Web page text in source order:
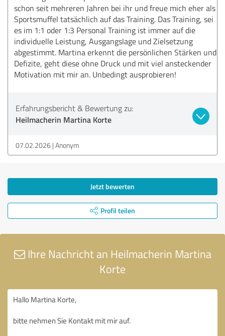
schon seit mehreren Jahren bei ihr und freue mich eher als
Sportsmuffel tatsächlich auf das Training. Das Training, sei
es im 1:1 oder 1:3 Personal Training ist immer auf die
individuelle Leistung, Ausgangslage und Zielsetzung
abgestimmt. Martina erkennt die persönlichen Stärken und
Defizite, geht diese ohne Druck und mit viel ansteckender
Motivation mit mir an. Unbedingt ausprobieren!
Erfahrungsbericht & Bewertung zu:
Heilmacherin Martina Korte
07.02.2026 Anonym
Jetzt bewerten
Profil teilen
Ihre Nachricht an Heilmacherin Martina
Korte